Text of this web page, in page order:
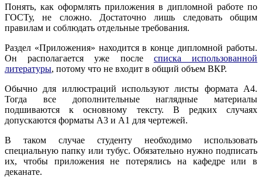
Понять, как оформлять приложения в дипломной работе по
ГОСТу, не сложно. Достаточно лишь следовать общим
правилам и соблюдать отдельные требования.
Раздел «Приложения» находится в конце дипломной работы.
Он располагается уже после списка использованной
литературы, потому что не входит в общий объем ВКР.
Обычно для иллюстраций используют листы формата А4.
Тогда все дополнительные наглядные материалы
подшиваются к основному тексту. В редких случаях
допускаются форматы А3 и А1 для чертежей.
В таком случае студенту необходимо использовать
специальную папку или тубус. Обязательно нужно подписать
их, чтобы приложения не потерялись на кафедре или в
деканате.